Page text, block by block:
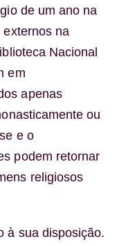
de um ano na
externos na
Nacional
em
apenas
ou
e o
podem retornar
religiosos
à sua disposição.